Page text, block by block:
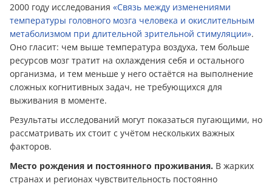
2000 году исследования «Связь между изменениями
температуры головного мозга человека и окислительным
метаболизмом при длительной зрительной стимуляции».
Оно гласит: чем выше температура воздуха, тем больше
ресурсов мозг тратит на охлаждения себя и остального
организма, и тем меньше у него остаётся на выполнение
сложных когнитивных задач, не требующихся для
выживания в моменте.
Результаты исследований могут показаться пугающими, но
рассматривать их стоит с учётом нескольких важных
факторов.
Место рождения и постоянного проживания. В жарких
странах и регионах чувствительность постоянно